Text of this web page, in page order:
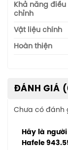
Khả năng điều
chỉnh
Vật liệu chính
Hoàn thiện
ĐÁNH GIÁ
Chưa có đánh
Hãy là
Hafele